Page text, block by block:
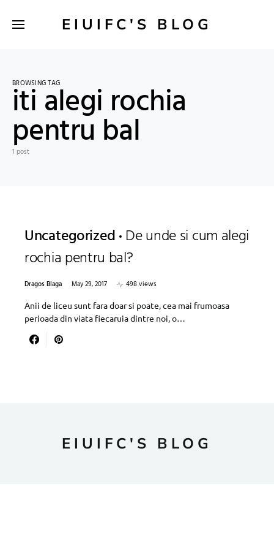
EIUIFC'S BLOG
BROWSING TAG
iti alegi rochia
pentru bal
1 post
Uncategorized De unde si cum alegi
rochia pentru bal?
Dragos Blaga May 29, 2017
498 views
Anii de liceu sunt fara doar si poate, cea mai frumoasa
perioada din viata fiecaruia dintre noi, o…
EIUIFC'S BLOG